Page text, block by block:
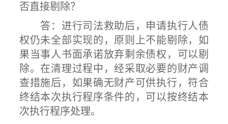
否直接剔除？
答：进行司法救助后，申请执行人债
权仍未全部实现的，原则上不能剔除，如
果当事人书面承诺放弃剩余债权，可以剔
除。在清理过程中，经采取必要的财产调
查措施后，如果确无财产可供执行，符合
终结本次执行程序条件的，可以按终结本
次执行程序处理。